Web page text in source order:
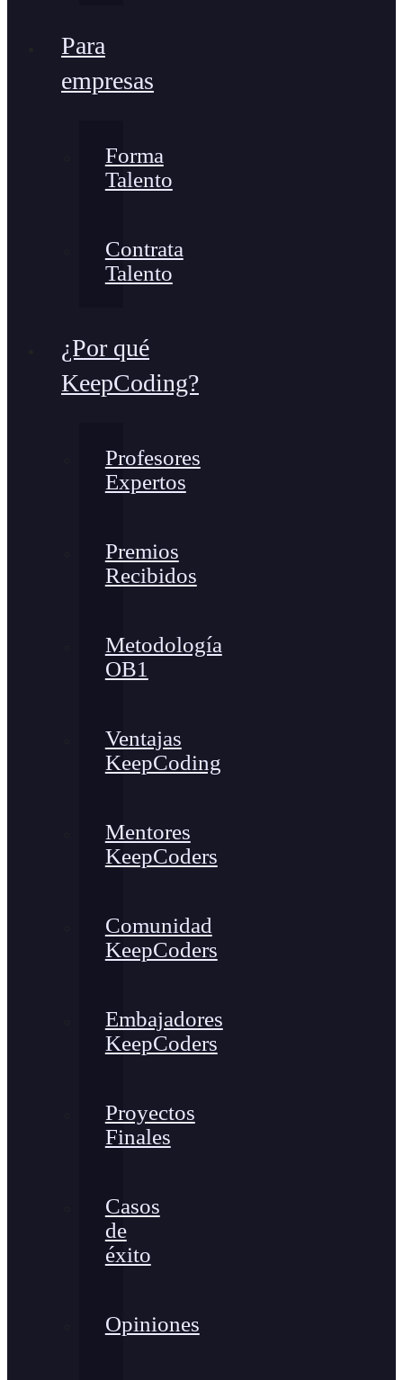
Para
empresas
Forma
Talento
Contrata
Talento
¿Por qué
KeepCoding?
Profesores
Expertos
Premios
Recibidos
Metodología
OB1
Ventajas
KeepCoding
Mentores
KeepCoders
Comunidad
KeepCoders
Embajadores
KeepCoders
Proyectos
Finales
Casos
de
éxito
Opiniones